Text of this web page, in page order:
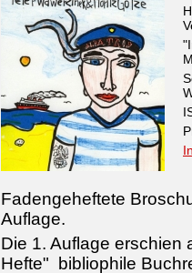
Fadengeheftete
Auflage.
Die 1. Auflage erschien
Hefte" bibliophile